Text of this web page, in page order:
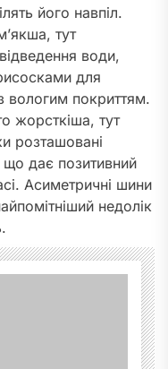
його навпіл.
тут
води,
для
вологим покриттям.
жорсткіша, тут
розташовані
дає позитивний
Асиметричні шини
недолік